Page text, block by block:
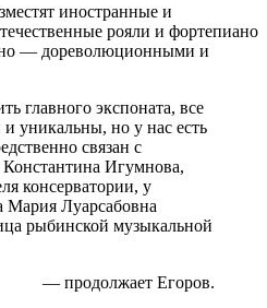
иностранные и
рояли и фортепиано
— дореволюционными и
главного экспоната, все
уникальны, но у нас есть
связан с
Игумнова,
консерватории, у
Мария Луарсабовна
рыбинской музыкальной
— продолжает Егоров.